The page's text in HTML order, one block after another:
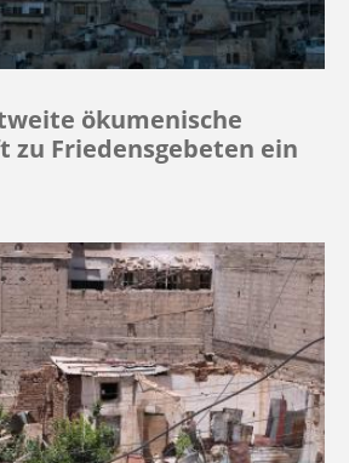
ökumenische
zu Friedensgebeten ein